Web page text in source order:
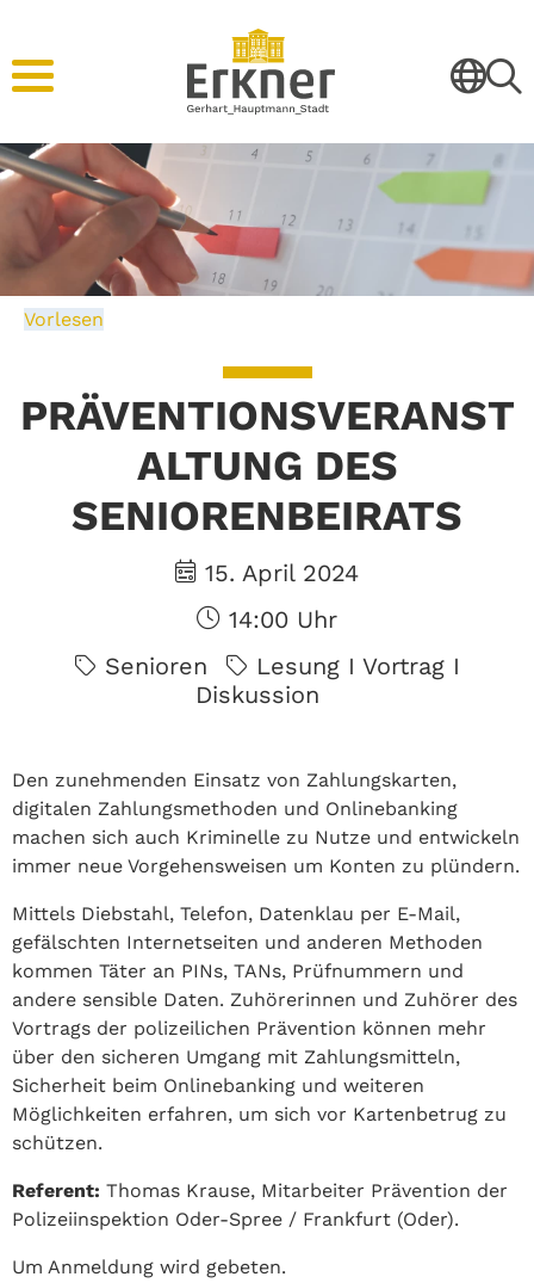
Vorlesen
PRÄVENTIONSVERANST
ALTUNG DES
SENIORENBEIRATS
15. April 2024
14:00 Uhr
Senioren
Lesung I Vortrag I
Diskussion
Den zunehmenden Einsatz von Zahlungskarten,
digitalen Zahlungsmethoden und Onlinebanking
machen sich auch Kriminelle zu Nutze und entwickeln
immer neue Vorgehensweisen um Konten zu plündern.
Mittels Diebstahl, Telefon, Datenklau per E-Mail,
gefälschten Internetseiten und anderen Methoden
kommen Täter an PINs, TANs, Prüfnummern und
andere sensible Daten. Zuhörerinnen und Zuhörer des
Vortrags der polizeilichen Prävention können mehr
über den sicheren Umgang mit Zahlungsmitteln,
Sicherheit beim Onlinebanking und weiteren
Möglichkeiten erfahren, um sich vor Kartenbetrug zu
schützen.
Referent: Thomas Krause, Mitarbeiter Prävention der
Polizeiinspektion Oder-Spree / Frankfurt (Oder).
Um Anmeldung wird gebeten.